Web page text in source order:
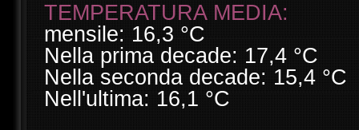
TEMPERATURA MEDIA:
mensile: 16,3 °C
Nella prima decade: 17,4 °C
Nella seconda decade: 15,4 °C
Nell'ultima: 16,1 °C